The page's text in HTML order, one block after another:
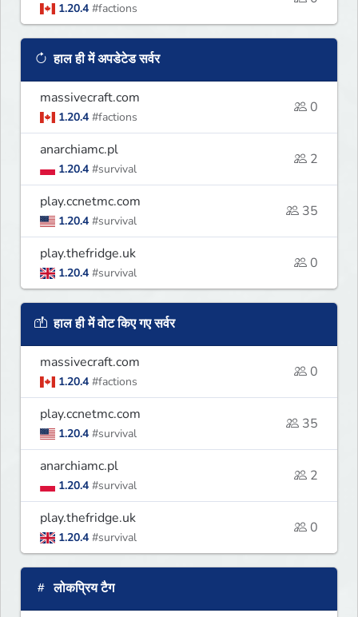
1.20.4 #factions
हाल ही में अपडेटेड सर्वर
massivecraft.com
1.20.4 #factions
0
anarchiamc.pl
1.20.4 #survival
2
play.ccnetmc.com
1.20.4 #survival
35
play.thefridge.uk
1.20.4 #survival
0
हाल ही में वोट किए गए सर्वर
massivecraft.com
1.20.4 #factions
0
play.ccnetmc.com
1.20.4 #survival
35
anarchiamc.pl
1.20.4 #survival
2
play.thefridge.uk
1.20.4 #survival
0
लोकप्रिय टैग